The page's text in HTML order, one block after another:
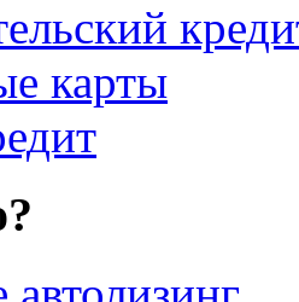
карты